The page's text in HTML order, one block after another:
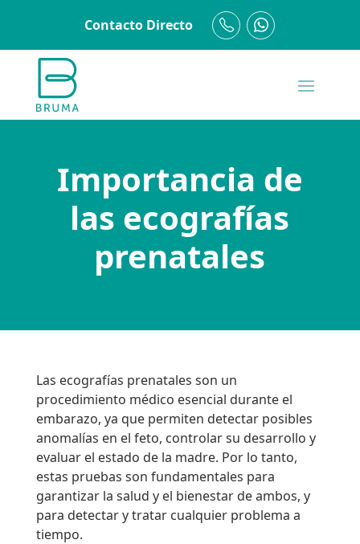
Contacto Directo
Importancia de
las ecografías
prenatales
Las ecografías prenatales son un
procedimiento médico esencial durante el
embarazo, ya que permiten detectar posibles
anomalías en el feto, controlar su desarrollo y
evaluar el estado de la madre. Por lo tanto,
estas pruebas son fundamentales para
garantizar la salud y el bienestar de ambos, y
para detectar y tratar cualquier problema a
tiempo.